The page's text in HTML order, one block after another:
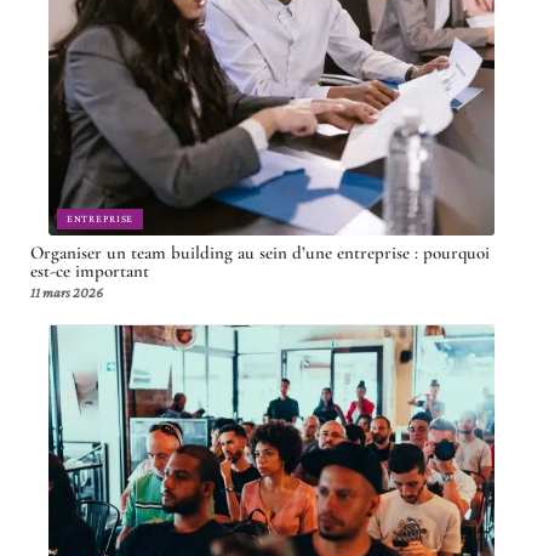
ENTREPRISE
Organiser un team building au sein d’une entreprise : pourquoi
est-ce important
11 mars 2026